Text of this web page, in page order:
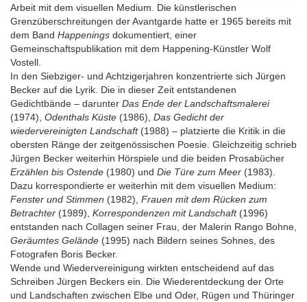
Arbeit mit dem visuellen Medium. Die künstlerischen
Grenzüberschreitungen der Avantgarde hatte er 1965 bereits mit
dem Band Happenings dokumentiert, einer
Gemeinschaftspublikation mit dem Happening-Künstler Wolf
Vostell.
In den Siebziger- und Achtzigerjahren konzentrierte sich Jürgen
Becker auf die Lyrik. Die in dieser Zeit entstandenen
Gedichtbände – darunter Das Ende der Landschaftsmalerei
(1974), Odenthals Küste (1986), Das Gedicht der
wiedervereinigten Landschaft(1988) – platzierte die Kritik in die
obersten Ränge der zeitgenössischen Poesie. Gleichzeitig schrieb
Jürgen Becker weiterhin Hörspiele und die beiden Prosabücher
Erzählen bis Ostende (1980) und Die Türe zum Meer (1983).
Dazu korrespondierte er weiterhin mit dem visuellen Medium:
Fenster und Stimmen (1982), Frauen mit dem Rücken zum
Betrachter (1989), Korrespondenzen mit Landschaft (1996)
entstanden nach Collagen seiner Frau, der Malerin Rango Bohne,
Geräumtes Gelände (1995) nach Bildern seines Sohnes, des
Fotografen Boris Becker.
Wende und Wiedervereinigung wirkten entscheidend auf das
Schreiben Jürgen Beckers ein. Die Wiederentdeckung der Orte
und Landschaften zwischen Elbe und Oder, Rügen und Thüringer